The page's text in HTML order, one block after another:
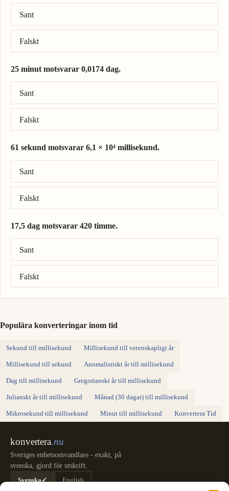
Sant
Falskt
Rätt svar: 14 vecka = 98 dag.
25 minut motsvarar 0,0174 dag.
Sant
Falskt
Rätt svar: 25 minut = 0,0174 dag.
61 sekund motsvarar 6,1 × 10⁴ millisekund.
Sant
Falskt
Rätt svar: 61 sekund = 6,1 × 10⁴ millisekund.
17,5 dag motsvarar 420 timme.
Sant
Falskt
Rätt svar: 17,5 dag = 420 timme.
Populära konverteringar inom tid
Sekund till millisekund Millisekund till vetenskapligt år
Millisekund till sekund Anomalistiskt år till millisekund
Dag till millisekund Gregorianskt år till millisekund
Julianskt år till millisekund Månad (30 dagar) till millisekund
Mikrosekund till millisekund Minut till millisekund Konvertera Tid
konvertera.nu
Sveriges enhetsomvandlare - exakt, på
svenska, gjord för utskrift.
Svenska✓
English